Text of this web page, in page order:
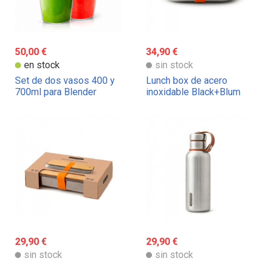
50,00 €
en stock
Set de dos vasos 400 y
700ml para Blender
34,90 €
sin stock
Lunch box de acero
inoxidable Black+Blum
29,90 €
sin stock
29,90 €
sin stock